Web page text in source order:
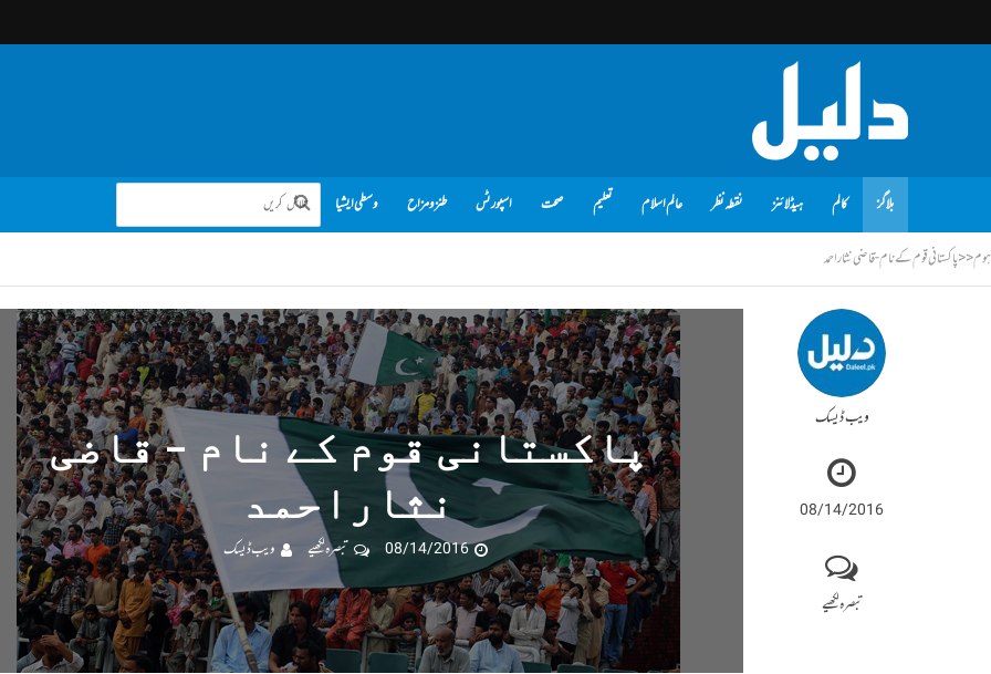
بلاگز کالم ہیڈلائنز نقطہ نظر عالم اسلام تعلیم صحت اسپورٹس طنز و مزاح وسطی ایشیا
ہوم<<پاکستانی قوم کے نام - قاضی نثاراحمد
ویب ڈیسک
08/14/2016
تبصرہ لکھیے
پاکستانی قوم کے نام – قاضی
نثاراحمد
08/14/2016 تبصرہ لکھیے ویب ڈیسک